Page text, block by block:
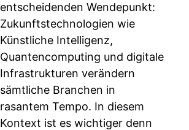
entscheidenden Wendepunkt:
Zukunftstechnologien wie
Künstliche Intelligenz,
Quantencomputing und digitale
Infrastrukturen verändern
sämtliche Branchen in
rasantem Tempo. In diesem
Kontext ist es wichtiger denn